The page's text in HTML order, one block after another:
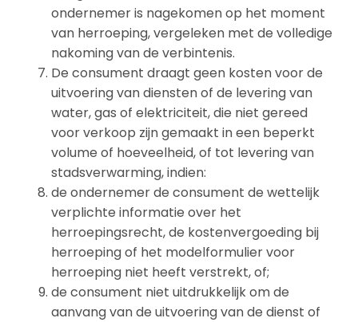
ondernemer is nagekomen op het moment
van herroeping, vergeleken met de volledige
nakoming van de verbintenis.
De consument draagt geen kosten voor de
uitvoering van diensten of de levering van
water, gas of elektriciteit, die niet gereed
voor verkoop zijn gemaakt in een beperkt
volume of hoeveelheid, of tot levering van
stadsverwarming, indien:
de ondernemer de consument de wettelijk
verplichte informatie over het
herroepingsrecht, de kostenvergoeding bij
herroeping of het modelformulier voor
herroeping niet heeft verstrekt, of;
de consument niet uitdrukkelijk om de
aanvang van de uitvoering van de dienst of